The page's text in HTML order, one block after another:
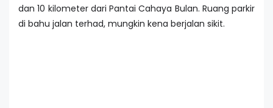
dan 10 kilometer dari Pantai Cahaya Bulan. Ruang parkir
di bahu jalan terhad, mungkin kena berjalan sikit.